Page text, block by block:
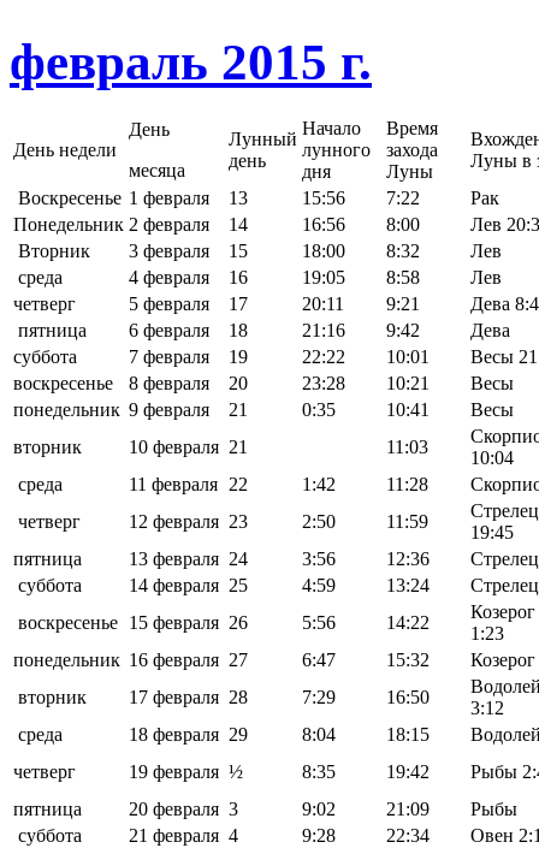
февраль 2015 г.
День недели
День
месяца
Лунный
день
Начало
лунного
дня
Время
захода
Луны
Луны в
Воскресенье 1 февраля 13 15:56 7:22
Рак
Понедельник 2 февраля 14 16:56 8:00
Лев
Вторник
3 февраля 15 18:00 8:32
Лев
среда
4 февраля 16 19:05 8:58
Лев
четверг
5 февраля 17 20:11 9:21
Дева
пятница
6 февраля 18 21:16 9:42
Дева
суббота
7 февраля 19 22:22 10:01
Весы
воскресенье
8 февраля 20 23:28 10:21
Весы
понедельник 9 февраля 21 0:35 10:41
Весы
вторник
10 февраля 21 11:03
10:04
среда
11 февраля 22 1:42 11:28
четверг
12 февраля 23 2:50 11:59
Стрелец
19:45
пятница
13 февраля 24 3:56 12:36
Стрелец
суббота
14 февраля 25 4:59 13:24
Стрелец
воскресенье 15 февраля 26 5:56 14:22
Козерог
1:23
понедельник 16 февраля 27 6:47 15:32
Козерог
вторник
17 февраля 28 7:29 16:50
3:12
среда
18 февраля 29 8:04 18:15
четверг
19 февраля ½ 8:35 19:42
Рыбы
пятница
20 февраля 3 9:02 21:09
Рыбы
суббота
21 февраля 4 9:28 22:34
Овен